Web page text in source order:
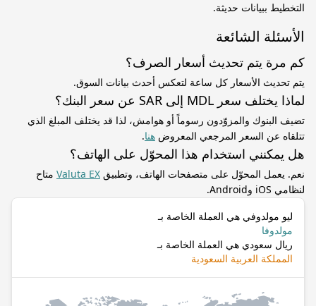
التخطيط ببيانات حديثة.
الأسئلة الشائعة
كم مرة يتم تحديث أسعار الصرف؟
يتم تحديث الأسعار كل ساعة لتعكس أحدث بيانات السوق.
لماذا يختلف سعر MDL إلى SAR عن سعر البنك؟
تضيف البنوك والمزوّدون رسوماً أو هوامش، لذا قد يختلف المبلغ الذي
تتلقاه عن السعر المرجعي المعروض هنا.
هل يمكنني استخدام هذا المحوّل على الهاتف؟
نعم. يعمل المحوّل على متصفحات الهاتف، وتطبيق Valuta EX متاح
لنظامي iOS وAndroid.
ليو مولدوفي هي العملة الخاصة بـ
مولدوفا
ريال سعودي هي العملة الخاصة بـ
المملكة العربية السعودية